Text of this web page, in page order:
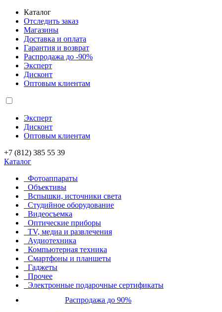
Каталог
Отследить заказ
Магазины
Доставка и оплата
Гарантия и возврат
Распродажа до -90%
Эксперт
Дисконт
Оптовым клиентам
Эксперт
Дисконт
Оптовым клиентам
+7 (812) 385 55 39
Каталог
Фотоаппараты
Объективы
Вспышки, источники света
Студийное оборудование
Видеосъемка
Оптические приборы
TV, медиа и развлечения
Аудиотехника
Компьютерная техника
Смартфоны и планшеты
Гаджеты
Прочее
Электронные подарочные сертификаты
Распродажа до 90%